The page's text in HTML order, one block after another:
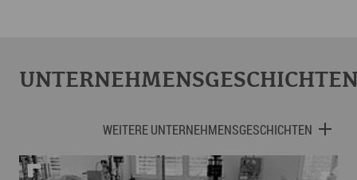
WEITERE UNTERNEHMENSGESCHICHTEN